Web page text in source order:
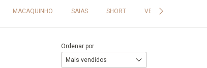
MACAQUINHO SAIAS SHORT VESTIDO
Ordenar por